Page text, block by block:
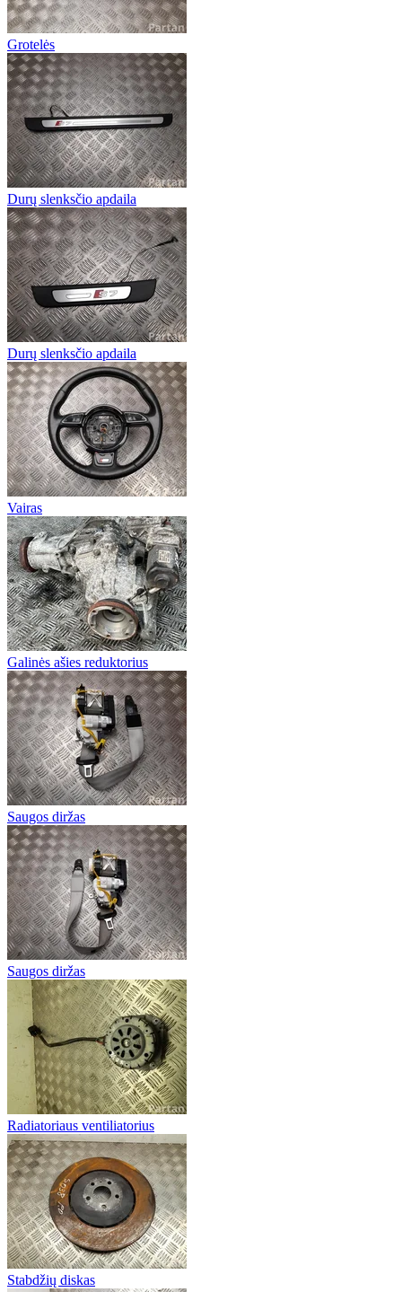
Grotelės
Durų slenksčio apdaila
Durų slenksčio apdaila
Vairas
Galinės ašies reduktorius
Saugos diržas
Saugos diržas
Radiatoriaus ventiliatorius
Stabdžių diskas